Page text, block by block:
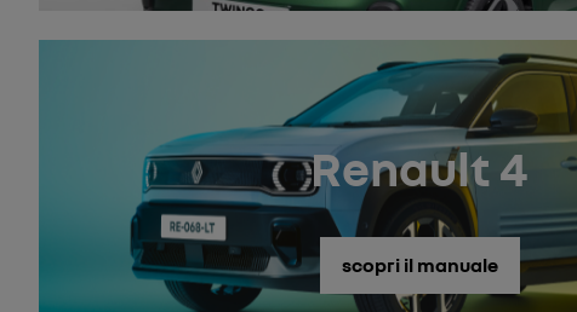
Renault 4
scopri il manuale